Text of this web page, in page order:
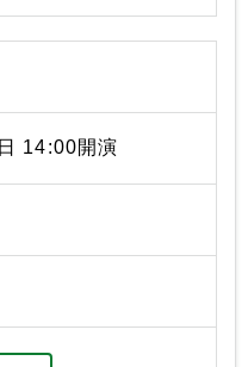
14:00開演